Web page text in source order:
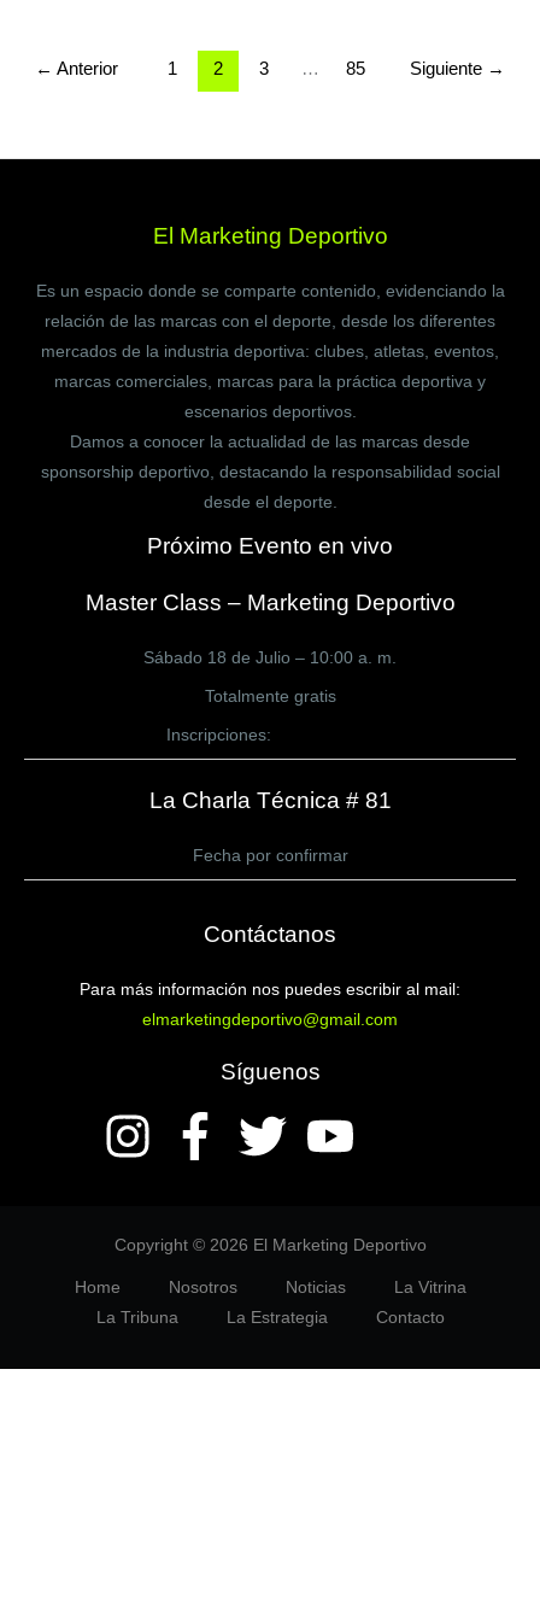
← Anterior 1 2 3 … 85 Siguiente →
El Marketing Deportivo
Es un espacio donde se comparte contenido, evidenciando la
relación de las marcas con el deporte, desde los diferentes
mercados de la industria deportiva: clubes, atletas, eventos,
marcas comerciales, marcas para la práctica deportiva y
escenarios deportivos.
Damos a conocer la actualidad de las marcas desde
sponsorship deportivo, destacando la responsabilidad social
desde el deporte.
Próximo Evento en vivo
Master Class – Marketing Deportivo
Sábado 18 de Julio – 10:00 a. m.
Totalmente gratis
Inscripciones:
La Charla Técnica # 81
Fecha por confirmar
Contáctanos
Para más información nos puedes escribir al mail:
elmarketingdeportivo@gmail.com
Síguenos
Copyright © 2026 El Marketing Deportivo
Home Nosotros Noticias
La Vitrina
La Tribuna
La Estrategia Contacto